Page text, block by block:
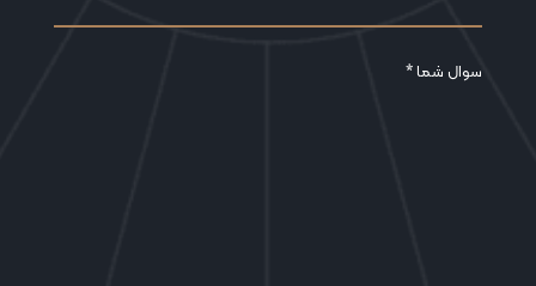
سوال شما *